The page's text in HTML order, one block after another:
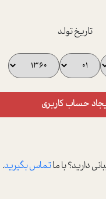
تاریخ تولد
حساب کاربری
دارید؟ با ماتماس بگیرید.